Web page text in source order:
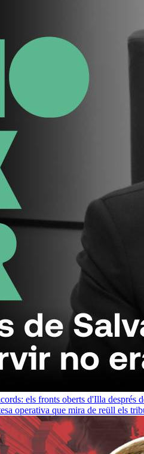
els fronts oberts d'Illa després
operativa que mira de reüll els